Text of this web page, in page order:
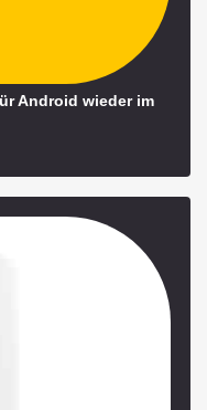
Android wieder im